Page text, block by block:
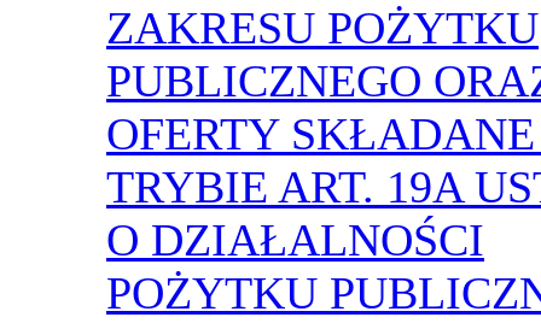
ZAKRESU POŻYTKU
PUBLICZNEGO
OFERTY
TRYBIE ART. 19A
O DZIAŁALNOŚCI
POŻYTKU